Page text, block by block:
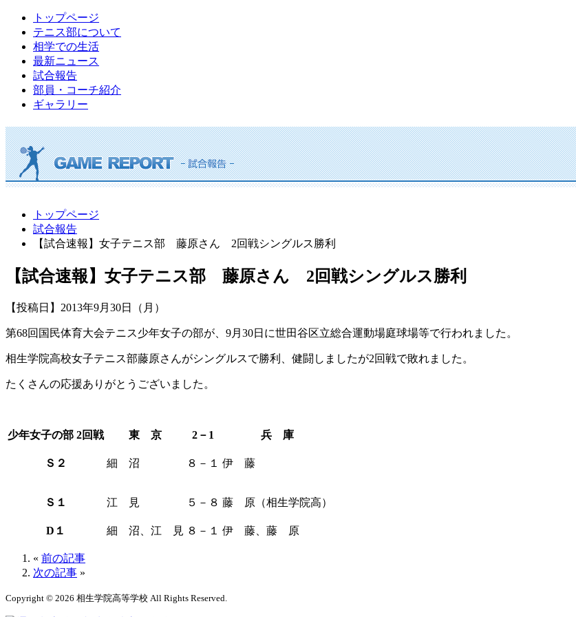
トップページ
テニス部について
相学での生活
最新ニュース
試合報告
部員・コーチ紹介
ギャラリー
トップページ
試合報告
【試合速報】女子テニス部 藤原さん 2回戦シングルス勝利
【試合速報】女子テニス部 藤原さん 2回戦シングルス勝利
【投稿日】2013年9月30日（月）
第68回国民体育大会テニス少年女子の部が、9月30日に世田谷区立総合運動場庭球場等で行われました。
相生学院高校女子テニス部藤原さんがシングルスで勝利、健闘しましたが2回戦で敗れました。
たくさんの応援ありがとうございました。
少年女子の部 2回戦 東 京 2－1 兵 庫
Ｓ２ 細 沼 ８－１ 伊 藤
Ｓ１ 江 見 ５－８ 藤 原（相生学院高）
D１ 細 沼、江 見 ８－１ 伊 藤、藤 原
« 前の記事
次の記事 »
Copyright © 2026 相生学院高等学校 All Rights Reserved.